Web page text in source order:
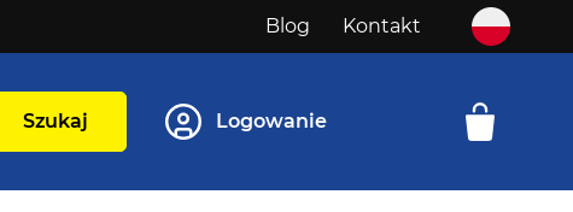
Blog Kontakt
Szukaj Logowanie